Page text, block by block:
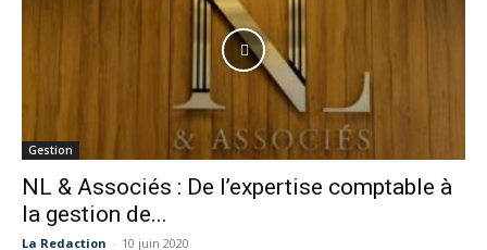
Gestion
NL & Associés : De l’expertise comptable à
la gestion de...
La Redaction - 10 juin 2020